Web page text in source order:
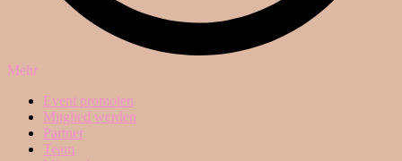
Mehr
Event promoten
Mitglied werden
Partner
Team